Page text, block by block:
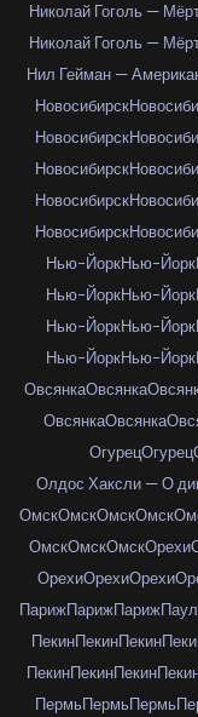
Николай Гоголь —
Николай Гоголь —
Нил Гейман —
Новосибирск
Новосибирск
Новосибирск
Новосибирск
Новосибирск
Нью-ЙоркНью-Йорк
Нью-ЙоркНью-Йорк
Нью-ЙоркНью-Йорк
Нью-ЙоркНью-Йорк
ОвсянкаОвсянка
ОвсянкаОвсянка
ОгурецОгурец
Олдос Хаксли — О
ОмскОмскОмскОмск
ОмскОмскОмскОрехи
ОрехиОрехиОрехи
ПарижПарижПариж
ПекинПекинПекин
ПекинПекинПекин
ПермьПермьПермь